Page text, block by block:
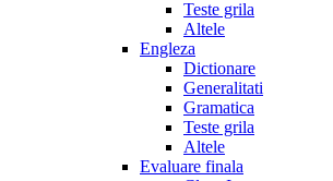
Teste grila
Altele
Engleza
Dictionare
Generalitati
Gramatica
Teste grila
Altele
Evaluare finala